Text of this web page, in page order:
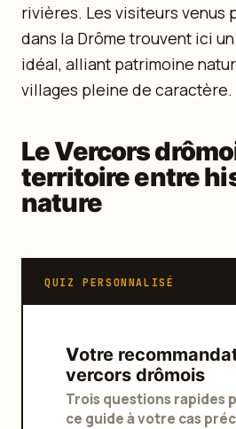
rivières. Les visiteurs venus
dans la Drôme trouvent ici
idéal, alliant patrimoine
villages pleine de caractère.
Le Vercors
territoire entre
nature
QUIZ PERSONNALISÉ
Votre recommandation sur
vercors drômois
Trois questions rapides
ce guide à votre cas